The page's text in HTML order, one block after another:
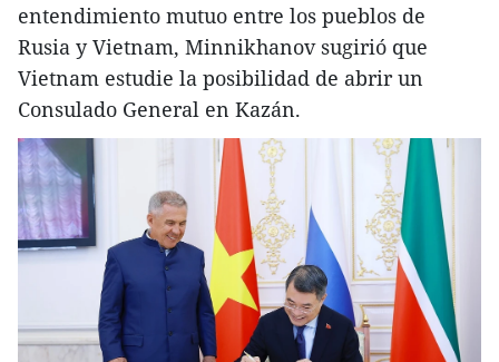
entendimiento mutuo entre los pueblos de
Rusia y Vietnam, Minnikhanov sugirió que
Vietnam estudie la posibilidad de abrir un
Consulado General en Kazán.